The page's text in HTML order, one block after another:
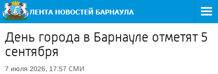
День города в Барнауле отметят 5
сентября
7 июля 2026, 17:57 СМИ